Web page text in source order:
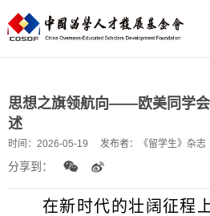
思想之旗领航向——欧美同学
述
时间： 2026-05-19 发布者： 《留学生》杂志
分享到：
在新时代的壮阔征程